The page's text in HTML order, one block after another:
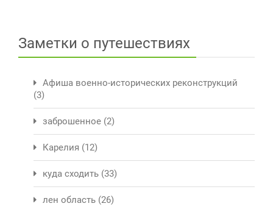
Заметки о путешествиях
Афиша военно-исторических реконструкций
(3)
заброшенное (2)
Карелия (12)
куда сходить (33)
лен область (26)